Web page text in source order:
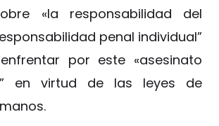
«la responsabilidad del
penal individual”
por este «asesinato
en virtud de las leyes de